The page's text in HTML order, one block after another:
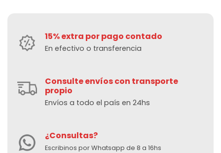
15% extra por pago contado
En efectivo o transferencia
Consulte envíos con transporte
propio
Envíos a todo el país en 24hs
¿Consultas?
Escribinos por Whatsapp de 8 a 16hs